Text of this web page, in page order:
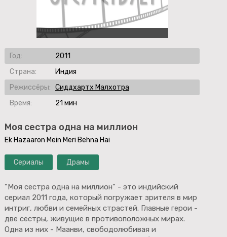
Моя сестра одна на миллион
Ek Hazaaron Mein Meri Behna Hai
Сериалы Драмы
"Моя сестра одна на миллион" - это индийский
сериал 2011 года, который погружает зрителя в мир
интриг, любви и семейных страстей. Главные герои -
две сестры, живущие в противоположных мирах.
Одна из них - Маанви, свободолюбивая и
Год:
2011
Страна:
Индия
Режиссёры: Сиддхартх Малхотра
Время:
21 мин